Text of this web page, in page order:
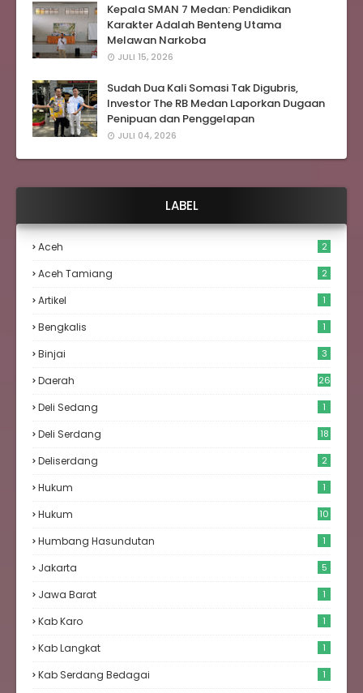
Kepala SMAN 7 Medan: Pendidikan
Karakter Adalah Benteng Utama
Melawan Narkoba
JULI 15, 2026
Sudah Dua Kali Somasi Tak Digubris,
Investor The RB Medan Laporkan Dugaan
Penipuan dan Penggelapan
JULI 04, 2026
LABEL
Aceh 2
Aceh Tamiang 2
Artikel 1
Bengkalis 1
Binjai 3
Daerah 26
Deli Sedang 1
Deli Serdang 18
Deliserdang 2
Hukum 1
Hukum 10
Humbang Hasundutan 1
Jakarta 5
Jawa Barat 1
Kab Karo 1
Kab Langkat 1
Kab Serdang Bedagai 1